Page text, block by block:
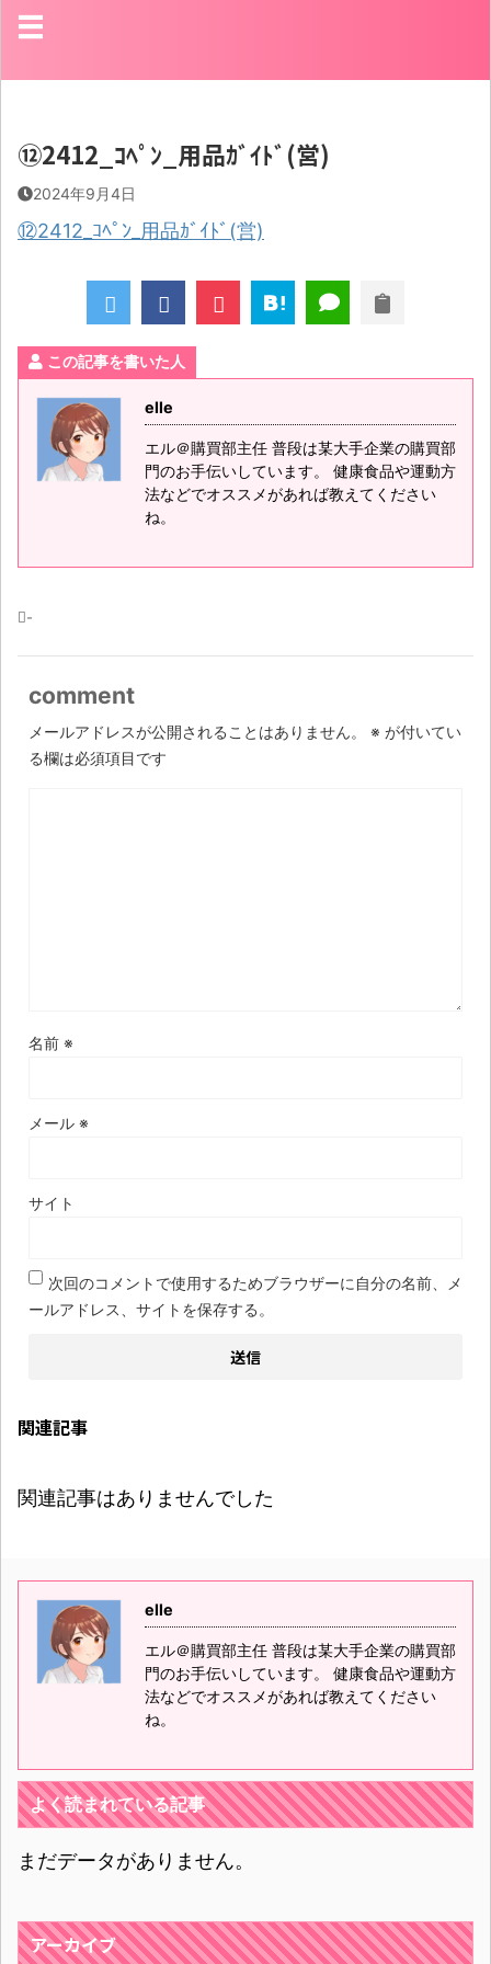
⑫2412_ｺﾍﾟﾝ_用品ｶﾞｲﾄﾞ(営)
2024年9月4日
⑫2412_ｺﾍﾟﾝ_用品ｶﾞｲﾄﾞ(営)
この記事を書いた人
elle
エル＠購買部主任 普段は某大手企業の購買部
門のお手伝いしています。 健康食品や運動方
法などでオススメがあれば教えてください
ね。
-
comment
メールアドレスが公開されることはありません。 ※ が付いてい
る欄は必須項目です
名前 ※
メール ※
サイト
次回のコメントで使用するためブラウザーに自分の名前、メ
ールアドレス、サイトを保存する。
関連記事
関連記事はありませんでした
elle
エル＠購買部主任 普段は某大手企業の購買部
門のお手伝いしています。 健康食品や運動方
法などでオススメがあれば教えてください
ね。
よく読まれている記事
まだデータがありません。
アーカイブ